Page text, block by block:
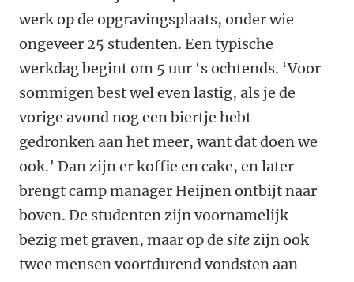
werk op de opgravingsplaats, onder wie
ongeveer 25 studenten. Een typische
werkdag begint om 5 uur ‘s ochtends. ‘Voor
sommigen best wel even lastig, als je de
vorige avond nog een biertje hebt
gedronken aan het meer, want dat doen we
ook.’ Dan zijn er koffie en cake, en later
brengt camp manager Heijnen ontbijt naar
boven. De studenten zijn voornamelijk
bezig met graven, maar op de sitezijn ook
twee mensen voortdurend vondsten aan